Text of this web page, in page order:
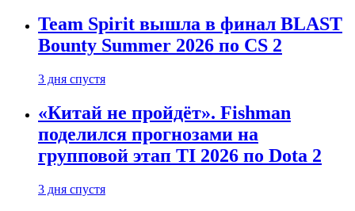
Team Spirit вышла в финал BLAST
Bounty Summer 2026 по CS 2
3 дня спустя
«Китай не пройдёт». Fishman
поделился прогнозами на
групповой этап TI 2026 по Dota 2
3 дня спустя